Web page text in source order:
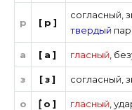
р [р]
согласный ,
твердый
а [а] гласный
з [з] согласный ,
о [́о] гласный ,